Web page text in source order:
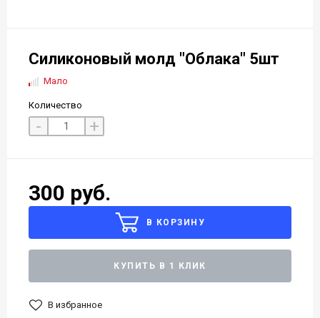
Силиконовый молд "Облака" 5шт
Мало
Количество
- +
300 руб.
В КОРЗИНУ
КУПИТЬ В 1 КЛИК
В избранное